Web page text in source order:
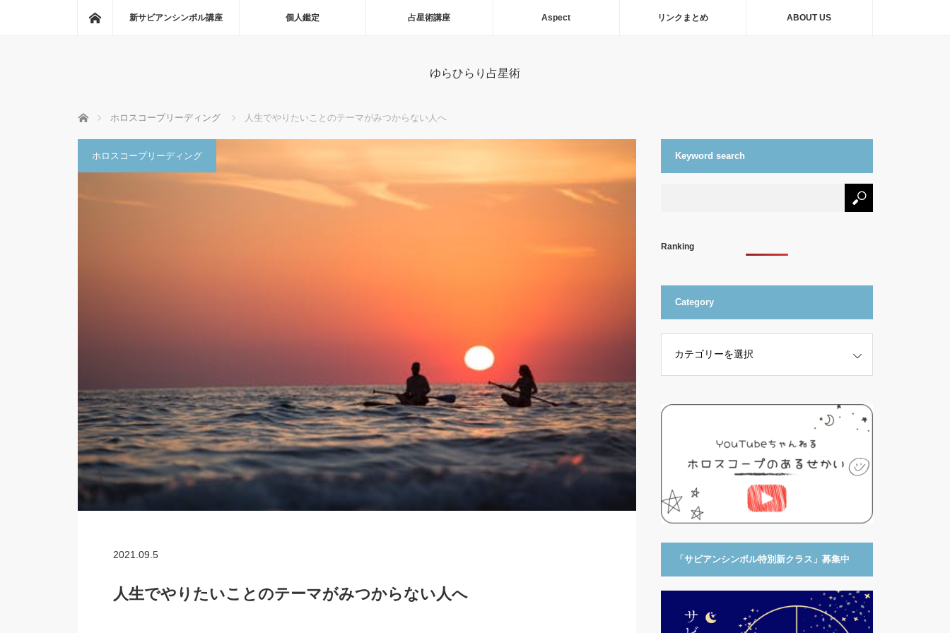
ホーム
新サビアンシンボル講座 個人鑑定 占星術講座 Aspect リンクまとめ ABOUT US
ゆらひらり占星術
ホーム ホロスコープリーディング 人生でやりたいことのテーマがみつからない人へ
ホロスコープリーディング
2021.09.5
人生でやりたいことのテーマがみつからない人へ
Keyword search
Ranking
Category
「サビアンシンボル特別新クラス」募集中